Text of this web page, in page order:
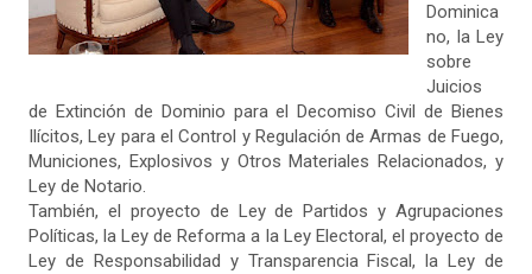
Dominica
no, la Ley
sobre
Juicios
de Extinción de Dominio para el Decomiso Civil de Bienes
Ilícitos, Ley para el Control y Regulación de Armas de Fuego,
Municiones, Explosivos y Otros Materiales Relacionados, y
Ley de Notario.
También, el proyecto de Ley de Partidos y Agrupaciones
Políticas, la Ley de Reforma a la Ley Electoral, el proyecto de
Ley de Responsabilidad y Transparencia Fiscal, la Ley de